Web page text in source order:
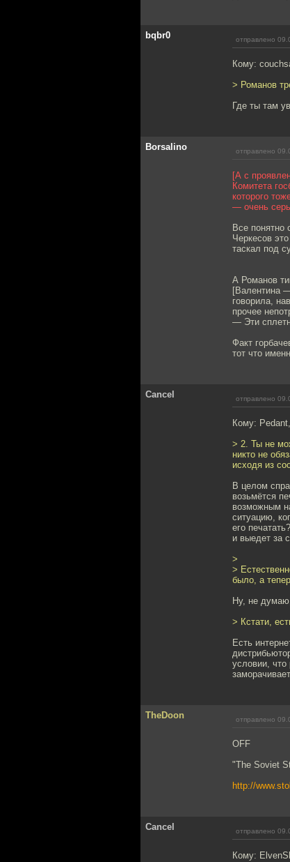
bqbr0 отправлено
Кому:
> Романов
Где ты там
Borsalino отправлено
[А с
Комитета
которого
— очень
Все понятно
Черкесов
таскал под
А Романов
[Валентина
говорила,
прочее
— Эти
Факт
тот что
Cancel отправлено
Кому: Pedant,
> 2. Ты не
никто не
исходя из
В целом
возьмётся
возможным
ситуацию,
его
и выедет за
>
>
было, а
Ну, не
> Кстати,
Есть
условии,
TheDoon отправлено
OFF
"The Soviet
http://
Cancel отправлено
Кому: